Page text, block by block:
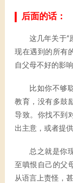
后面的话：
这几年关于“
现在遇到的所有
自父母不好的影
比如你不够
教育，没有多鼓
导致。你找不到
出主意，或者提
总之就是你
至嗔恨自己的父
从语言上责怪，